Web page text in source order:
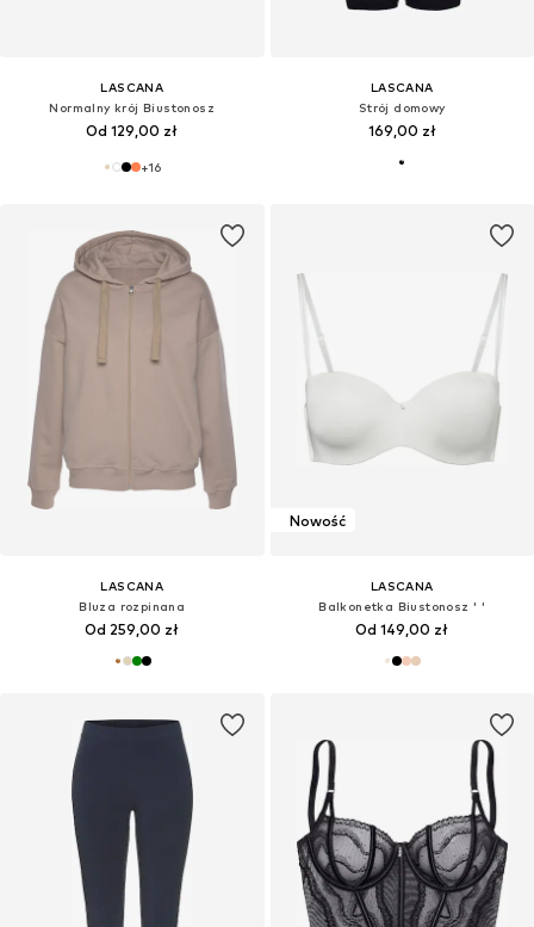
LASCANA
Normalny krój Biustonosz
Od 129,00 zł
+16
LASCANA
Strój domowy
169,00 zł
LASCANA
Bluza rozpinana
Od 259,00 zł
Nowość
LASCANA
Balkonetka Biustonosz ' '
Od 149,00 zł